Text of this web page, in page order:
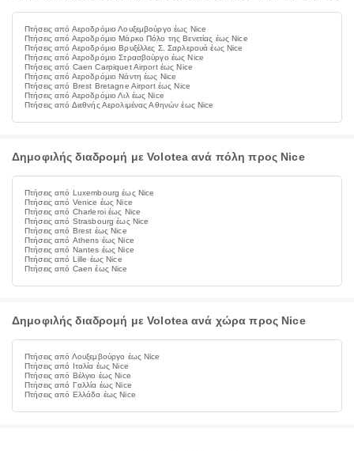
Πτήσεις από Αεροδρόμιο Λουξεμβούργο έως Nice
Πτήσεις από Αεροδρόμιο Μάρκο Πόλο της Βενετίας έως Nice
Πτήσεις από Αεροδρόμιο Βρυξέλλες Σ. Σαρλερουά έως Nice
Πτήσεις από Αεροδρόμιο Στρασβούργο έως Nice
Πτήσεις από Caen Carpiquet Airport έως Nice
Πτήσεις από Αεροδρόμιο Νάντη έως Nice
Πτήσεις από Brest Bretagne Airport έως Nice
Πτήσεις από Αεροδρόμιο Λιλ έως Nice
Πτήσεις από Διεθνής Αερολιμένας Αθηνών έως Nice
Δημοφιλής διαδρομή με Volotea ανά πόλη προς Nice
Πτήσεις από Luxembourg έως Nice
Πτήσεις από Venice έως Nice
Πτήσεις από Charleroi έως Nice
Πτήσεις από Strasbourg έως Nice
Πτήσεις από Brest έως Nice
Πτήσεις από Athens έως Nice
Πτήσεις από Nantes έως Nice
Πτήσεις από Lille έως Nice
Πτήσεις από Caen έως Nice
Δημοφιλής διαδρομή με Volotea ανά χώρα προς Nice
Πτήσεις από Λουξεμβούργο έως Nice
Πτήσεις από Ιταλία έως Nice
Πτήσεις από Βέλγιο έως Nice
Πτήσεις από Γαλλία έως Nice
Πτήσεις από Ελλάδα έως Nice